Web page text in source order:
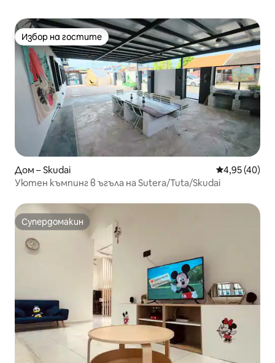
Избор на гостите
Избор на гостите
Дом – Skudai Средна
4,95 (40)
Уютен къмпинг в ъгъла на Sutera/Tuta/Skudai
Супердомакин
Супердомакин